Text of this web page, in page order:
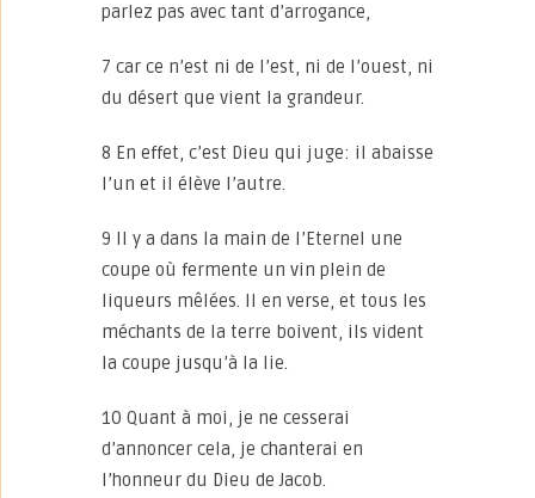
parlez pas avec tant d’arrogance,
7 car ce n’est ni de l’est, ni de l’ouest, ni
du désert que vient la grandeur.
8 En effet, c’est Dieu qui juge: il abaisse
l’un et il élève l’autre.
9 Il y a dans la main de l’Eternel une
coupe où fermente un vin plein de
liqueurs mêlées. Il en verse, et tous les
méchants de la terre boivent, ils vident
la coupe jusqu’à la lie.
10 Quant à moi, je ne cesserai
d’annoncer cela, je chanterai en
l’honneur du Dieu de Jacob.